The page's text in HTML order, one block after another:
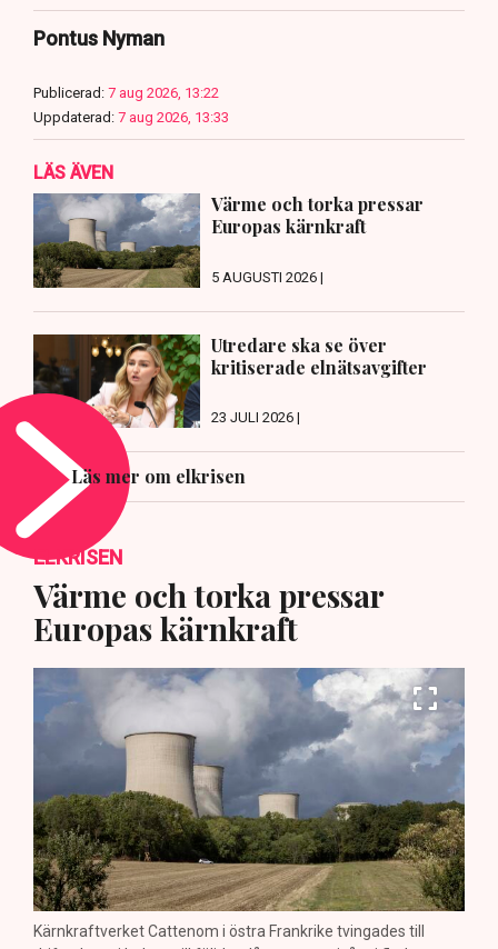
Pontus Nyman
Publicerad: 7 aug 2026, 13:22
Uppdaterad: 7 aug 2026, 13:33
LÄS ÄVEN
Värme och torka pressar
Europas kärnkraft
5 AUGUSTI 2026 |
Utredare ska se över
kritiserade elnätsavgifter
23 JULI 2026 |
Läs mer om elkrisen
ELKRISEN
Värme och torka pressar
Europas kärnkraft
Kärnkraftverket Cattenom i östra Frankrike tvingades till